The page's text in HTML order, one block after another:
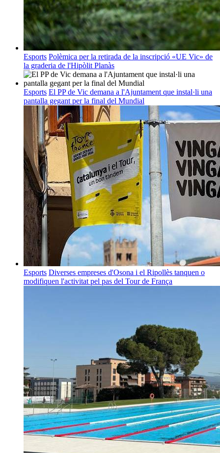
Esports Polèmica per la retirada de la inscripció «UE Vic» de
la graderia de l'Hipòlit Planàs
Esports El PP de Vic demana a l'Ajuntament que instal·li una
pantalla gegant per la final del Mundial
Esports Diverses empreses d'Osona i el Ripollès tanquen o
modifiquen l'activitat pel pas del Tour de França